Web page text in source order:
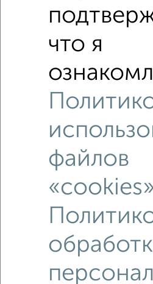
Рядом, с меньшей ценой
Недалеко от Дзержинского 10 с
что я
файлов
«cookies»